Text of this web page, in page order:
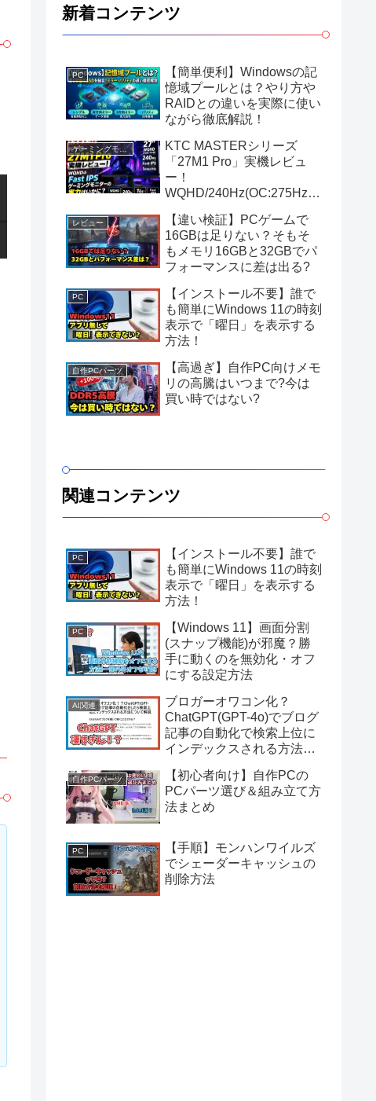
新着コンテンツ
PC
【簡単便利】Windowsの記
憶域プールとは？やり方や
RAIDとの違いを実際に使い
ながら徹底解説！
ゲーミングモニター
KTC MASTERシリーズ
「27M1 Pro」実機レビュ
ー！
WQHD/240Hz(OC:275Hz)
ターの実力は？
レビュー
【違い検証】PCゲームで
16GBは足りない？そもそ
もメモリ16GBと32GBでパ
フォーマンスに差は出る?
PC
【インストール不要】誰で
も簡単にWindows 11の時刻
表示で「曜日」を表示する
方法！
自作PCパーツ
【高過ぎ】自作PC向けメモ
リの高騰はいつまで?今は
買い時ではない?
関連コンテンツ
PC
【インストール不要】誰で
も簡単にWindows 11の時刻
表示で「曜日」を表示する
方法！
PC
【Windows 11】画面分割
(スナップ機能)が邪魔？勝
手に動くのを無効化・オフ
にする設定方法
AI関連
ブロガーオワコン化？
ChatGPT(GPT-4o)でブログ
記事の自動化で検索上位に
インデックスされる方法に
自作PCパーツ
【初心者向け】自作PCの
PCパーツ選び＆組み立て方
法まとめ
PC
【手順】モンハンワイルズ
でシェーダーキャッシュの
削除方法